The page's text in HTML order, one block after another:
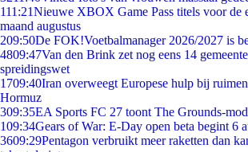
111:21Nieuwe XBOX Game Pass titels voor de
maand augustus
209:50De FOK!Voetbalmanager 2026/2027 is
4809:47Van den Brink zet nog eens 14
spreidingswet
1709:40Iran overweegt Europese hulp bij
Hormuz
309:35EA Sports FC 27 toont The Grounds-
109:34Gears of War: E-Day open beta begint 6
3609:29Pentagon verbruikt meer raketten dan